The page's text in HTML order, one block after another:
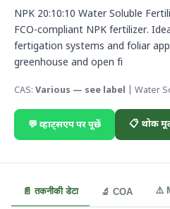
NPK 20:10:10 Water Soluble
FCO-compliant NPK fertilizer.
fertigation systems and foliar
greenhouse and open fi
CAS: Various — see label | Water
💬 व्हाट्सएप पर पूछें 📋 थोक
📄 तकनीकी डेटा 🔬 COA ⚠️